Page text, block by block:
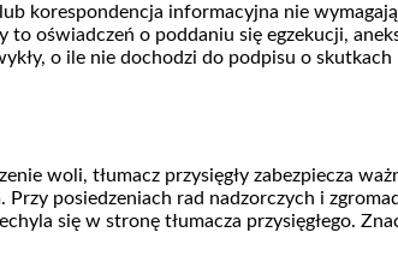
korespondencja informacyjna nie
oświadczeń o poddaniu się egzekucji,
o ile nie dochodzi do podpisu o skutkach
woli, tłumacz przysięgły zabezpiecza
posiedzeniach rad nadzorczych i
się w stronę tłumacza przysięgłego.